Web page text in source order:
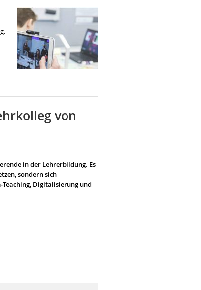
von
in der Lehrerbildung. Es
sondern sich
Digitalisierung und